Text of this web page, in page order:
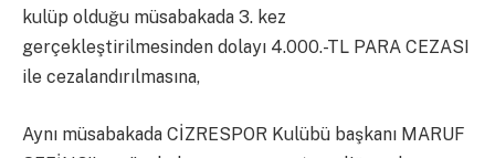
kulüp olduğu müsabakada 3. kez
gerçekleştirilmesinden dolayı 4.000.-TL PARA CEZASI
ile cezalandırılmasına,
Aynı müsabakada CİZRESPOR Kulübü başkanı MARUF